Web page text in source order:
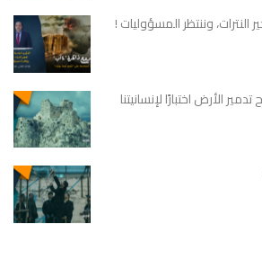
وننتظر المسؤوليات !
الأرض اختبارًا لإنسانيتنا